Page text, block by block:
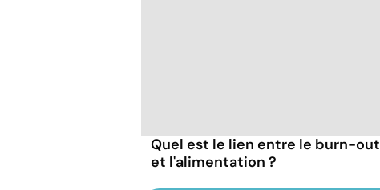
Quel est le lien entre le burn-out
et l'alimentation ?